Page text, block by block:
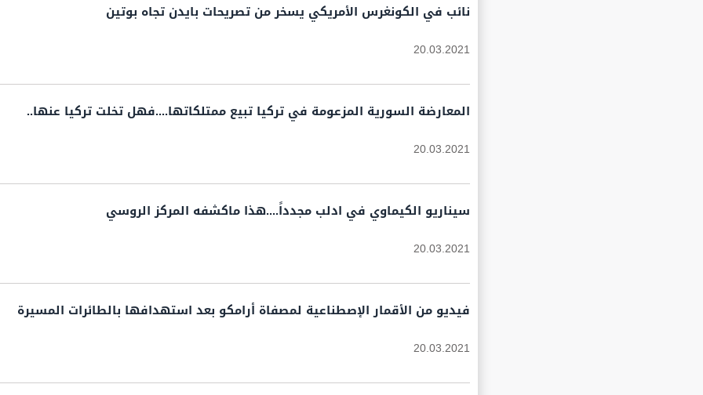
نائب في الكونغرس الأمريكي يسخر من تصريحات بايدن تجاه بوتين
20.03.2021
المعارضة السورية المزعومة في تركيا تبيع ممتلكاتها....فهل تخلت تركيا عنها..
20.03.2021
سيناريو الكيماوي في ادلب مجدداً....هذا ماكشفه المركز الروسي
20.03.2021
فيديو من الأقمار الإصطناعية لمصفاة أرامكو بعد استهدافها بالطائرات المسيرة
20.03.2021